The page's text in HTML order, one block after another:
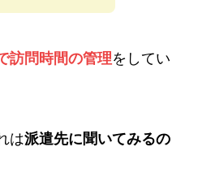
訪問時間の管理をしてい
は派遣先に聞いてみるの